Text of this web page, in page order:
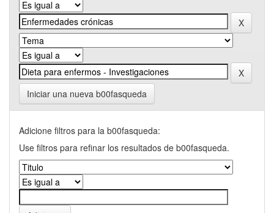
Iniciar una nueva b00fasqueda
Adicione filtros para la b00fasqueda:
Use filtros para refinar los resultados de b00fasqueda.